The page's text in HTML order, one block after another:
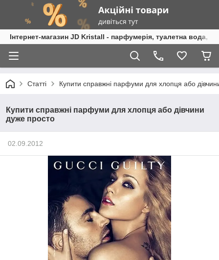
Інтернет-магазин JD Kristall - парфумерія, туалетна вода,
Статті Купити справжні парфуми для хлопця або
Купити справжні парфуми для хлопця або дівчини
дуже просто
02.09.2012